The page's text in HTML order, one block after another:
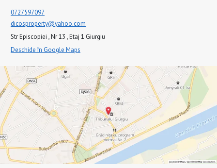
0727597097
dicosproperty@yahoo.com
Str Episcopiei , Nr 13 , Etaj 1 Giurgiu
Deschide în Google Maps